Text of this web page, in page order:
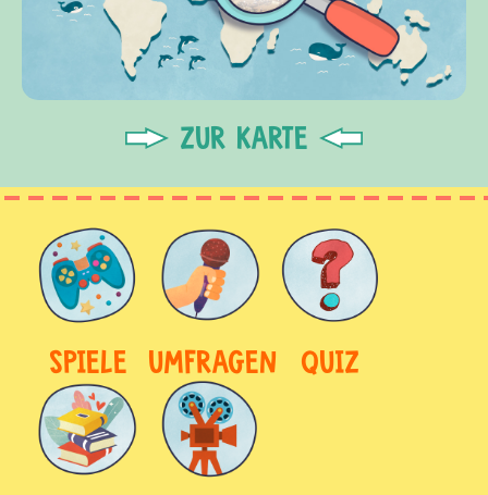
ZUR KARTE
SPIELE UMFRAGEN QUIZ